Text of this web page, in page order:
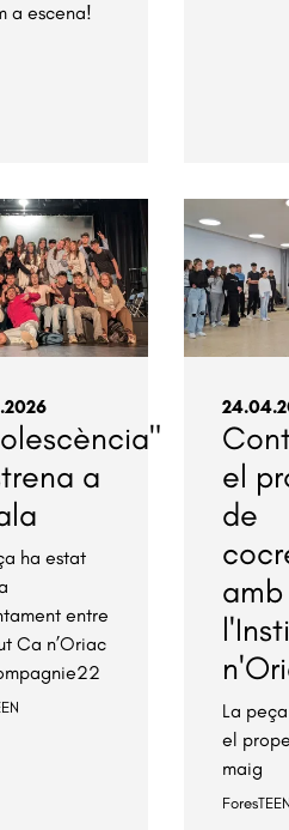
a escena!
a
ha estat
entre
Ca n’Oriac
el
de
amb
La
el
maig
ForesTEEN